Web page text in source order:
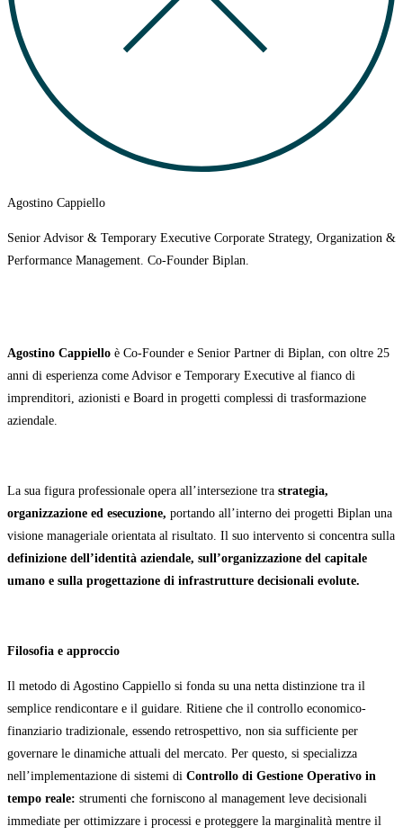
Agostino Cappiello
Senior Advisor & Temporary Executive Corporate Strategy, Organization &
Performance Management. Co-Founder Biplan.
Agostino Cappiello è Co-Founder e Senior Partner di Biplan, con oltre 25
anni di esperienza come Advisor e Temporary Executive al fianco di
imprenditori, azionisti e Board in progetti complessi di trasformazione
aziendale.
La sua figura professionale opera all’intersezione tra strategia,
organizzazione ed esecuzione, portando all’interno dei progetti Biplan una
visione manageriale orientata al risultato. Il suo intervento si concentra sulla
definizione dell’identità aziendale, sull’organizzazione del capitale
umano e sulla progettazione di infrastrutture decisionali evolute.
Filosofia e approccio
Il metodo di Agostino Cappiello si fonda su una netta distinzione tra il
semplice rendicontare e il guidare. Ritiene che il controllo economico-
finanziario tradizionale, essendo retrospettivo, non sia sufficiente per
governare le dinamiche attuali del mercato. Per questo, si specializza
nell’implementazione di sistemi di Controllo di Gestione Operativo in
tempo reale: strumenti che forniscono al management leve decisionali
immediate per ottimizzare i processi e proteggere la marginalità mentre il